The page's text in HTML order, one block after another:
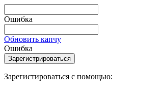
Ошибка
Обновить капчу
Ошибка
Зарегистироваться с помощью: